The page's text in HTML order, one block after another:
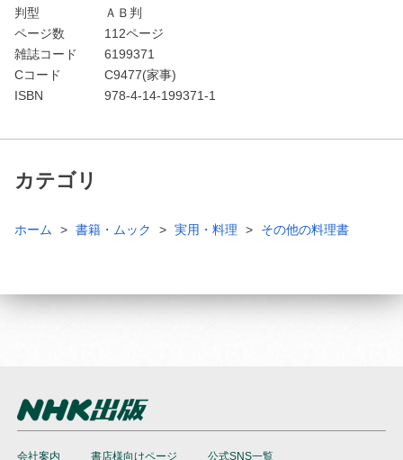
判型
ＡＢ判
ページ数
112ページ
雑誌コード
6199371
Cコード
C9477(家事)
ISBN
978-4-14-199371-1
カテゴリ
ホーム 書籍・ムック 実用・料理 その他の料理書
会社案内 書店様向けページ 公式SNS一覧